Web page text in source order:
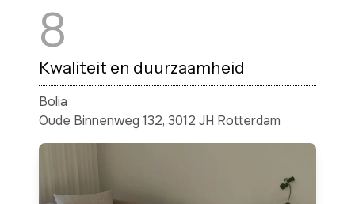
8
Kwaliteit en duurzaamheid
Bolia
Oude Binnenweg 132, 3012 JH Rotterdam